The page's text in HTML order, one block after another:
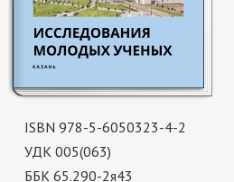
ISBN 978-5-6050323-4-2
УДК 005(063)
ББК 65.290-2я43